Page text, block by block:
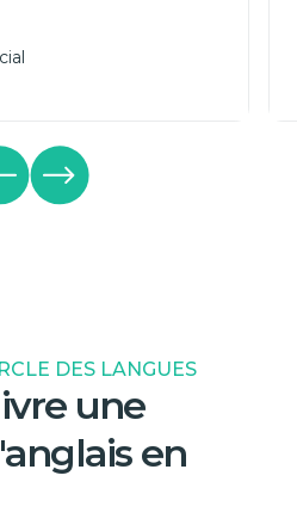
DES LANGUES
une
en